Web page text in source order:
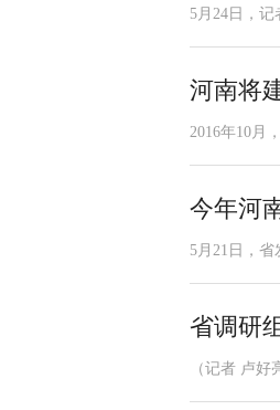
5月24日，
河南将
2016年10月
今年河
5月21日，
省调研
（记者 卢